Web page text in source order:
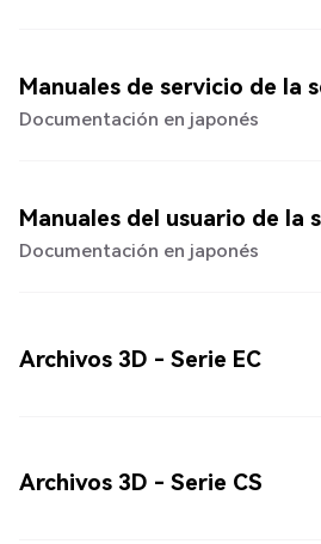
Manuales de servicio de la
Documentación en japonés
Manuales del usuario de la
Documentación en japonés
Archivos 3D - Serie EC
Archivos 3D - Serie CS